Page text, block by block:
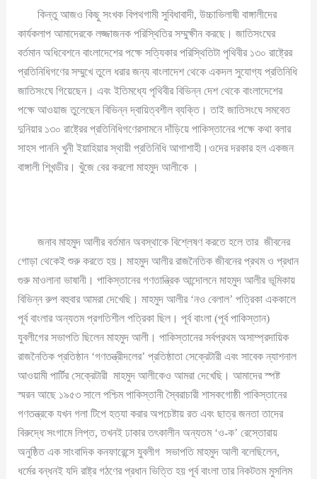
কিন্তু আজও কিছু সংখক বিপথগামী সুবিধাবাদী, উচ্চাভিলাষী বাঙ্গালীদের
কার্যকলাপ আমাদেরকে লজ্জাজনক পরিস্থিতির সম্মুক্ষীন করছে। জাতিসংঘের
বর্তমান অধিবেশনে বাংলাদেশের পক্ষে সত্যিকার পরিস্থিতিটা পৃথিবীর ১৩০ রাষ্ট্রের
প্রতিনিধিগণের সম্মুখে তুলে ধরার জন্য বাংলাদেশ থেকে একদল সুযোগ্য প্রতিনিধি
জাতিসংঘে গিয়েছেন। এবং ইতিমধ্যে পৃথিবীর বিভিন্ন দেশ থেকে বাংলাদেশের
পক্ষে আওয়াজ তুলেছেন বিভিন্ন দ্বায়িত্বশীল ব্যক্তি। তাই জাতিসংঘে সমবেত
দুনিয়ার ১৩০ রাষ্ট্রের প্রতিনিধিগণেরসামনে দাঁড়িয়ে পাকিস্তানের পক্ষে কথা বলার
সাহস পাননি খুনী ইয়াহিয়ার স্থায়ী প্রতিনিধি আগাশাহী।ওদের দরকার হল একজন
বাঙ্গালী শিখন্ডীর। খুঁজে বের করলো মাহমুদ আলীকে ।
জনাব মাহমুদ আলীর বর্তমান অবস্থাকে বিশ্লেষণ করতে হলে তার জীবনের
গোড়া থেকেই শুরু করতে হয়। মাহমুদ আলীর রাজনৈতিক জীবনের প্রথম ও প্রধান
গুরু মাওলানা ভাষানী। পাকিস্তানের গণতান্ত্রিক আন্দোলনে মাহমুদ আলীর ভূমিকায়
বিভিন্ন রুপ বহুবার আমরা দেখেছি। মাহমুদ আলীর ‘নও বেলাল’ পত্রিকা এককালে
পূর্ব বাংলার অন্যতম প্রগতিশীল পত্রিকা ছিল। পূর্ব বাংলা (পূর্ব পাকিস্তান)
যুবলীগের সভাপতি ছিলেন মাহমুদ আলী। পাকিস্তানের সর্বপ্রথম অসাম্প্রদায়িক
রাজনৈতিক প্রতিষ্ঠান ‘গণতন্ত্রীদলের’ প্রতিষ্ঠাতা সেক্রেটারী এবং সাবেক ন্যাশনাল
আওয়ামী পার্টির সেক্রেটারী মাহমুদ আলীকেও আমরা দেখেছি। আমাদের স্পষ্ট
স্মরন আছে ১৯৫৩ সালে পশ্চিম পাকিস্তানী স্বৈরাচারী শাসকগোষ্ঠী পাকিস্তানের
গণতন্ত্রকে যখন গলা টিপে হত্যা করার অপচেষ্টায় রত এবং ছাত্র জনতা তাদের
বিরুদ্ধে সংগামে লিপ্ত, তখনই ঢাকার তৎকালীন অন্যতম ‘ও-ক’ রেস্তোরায়
অনুষ্ঠিত এক সাংবাদিক কনফারেন্সে যুবলীগ সভাপতি মাহমুদ আলী বলেছিলেন,
ধর্মের বন্ধনই যদি রাষ্ট্র গঠণের প্রধান ভিত্তি হয় পূর্ব বাংলা তার নিকটতম মুসলিম